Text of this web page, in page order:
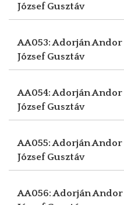
József Gusztáv
AA053: Adorján Andor
József Gusztáv
AA054: Adorján Andor
József Gusztáv
AA055: Adorján Andor
József Gusztáv
AA056: Adorján Andor